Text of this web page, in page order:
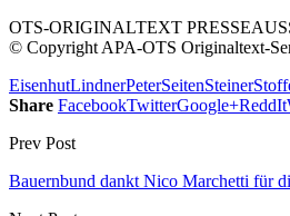
OTS-ORIGINALTEXT
© Copyright APA-OTS Originaltext-
EisenhutLindnerPeterSeitenSteiner
Share FacebookTwitterGoogle+ReddIt
Prev Post
Bauernbund dankt Nico Marchetti für